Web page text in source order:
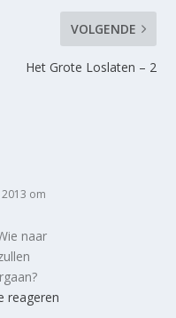
VOLGENDE
Het Grote Loslaten – 2
om
naar
reageren